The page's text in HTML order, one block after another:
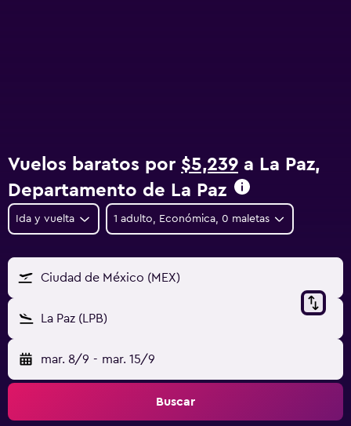
Vuelos baratos por $5,239 a La Paz,
Departamento de La Paz
Ida y vuelta 1 adulto, Económica, 0 maletas
Ciudad de México (MEX)
La Paz (LPB)
mar. 8/9 - mar. 15/9
Buscar